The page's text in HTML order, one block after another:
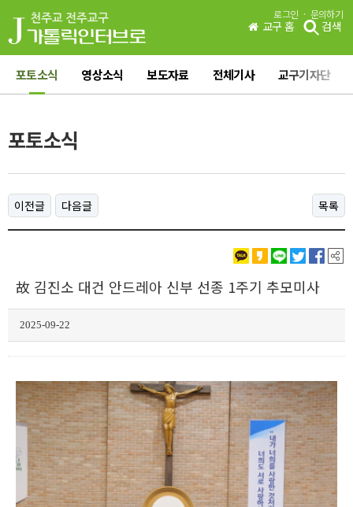
로그인 · 문의하기
교구 홈 검색
포토소식 영상소식 보도자료 전체기사 교구기자단
포토소식
이전글 다음글 목록
故 김진소 대건 안드레아 신부 선종 1주기 추모미사
2025-09-22